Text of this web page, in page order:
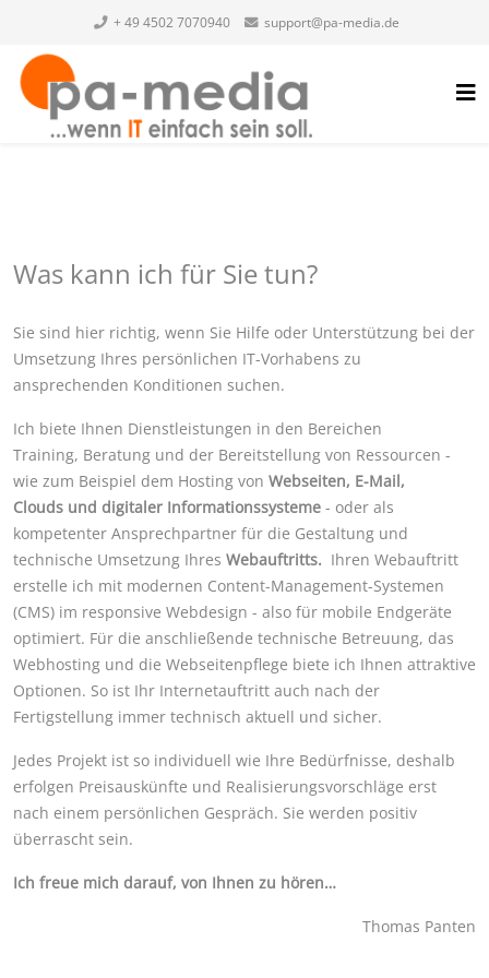
+ 49 4502 7070940 support@pa-media.de
Was kann ich für Sie tun?
Sie sind hier richtig, wenn Sie Hilfe oder Unterstützung bei der
Umsetzung Ihres persönlichen IT-Vorhabens zu
ansprechenden Konditionen suchen.
Ich biete Ihnen Dienstleistungen in den Bereichen
Training, Beratung und der Bereitstellung von Ressourcen -
wie zum Beispiel dem Hosting von Webseiten, E-Mail,
Clouds und digitaler Informationssysteme - oder als
kompetenter Ansprechpartner für die Gestaltung und
technische Umsetzung Ihres Webauftritts. Ihren Webauftritt
erstelle ich mit modernen Content-Management-Systemen
(CMS) im responsive Webdesign - also für mobile Endgeräte
optimiert. Für die anschließende technische Betreuung, das
Webhosting und die Webseitenpflege biete ich Ihnen attraktive
Optionen. So ist Ihr Internetauftritt auch nach der
Fertigstellung immer technisch aktuell und sicher.
Jedes Projekt ist so individuell wie Ihre Bedürfnisse, deshalb
erfolgen Preisauskünfte und Realisierungsvorschläge erst
nach einem persönlichen Gespräch. Sie werden positiv
überrascht sein.
Ich freue mich darauf, von Ihnen zu hören…
Thomas Panten